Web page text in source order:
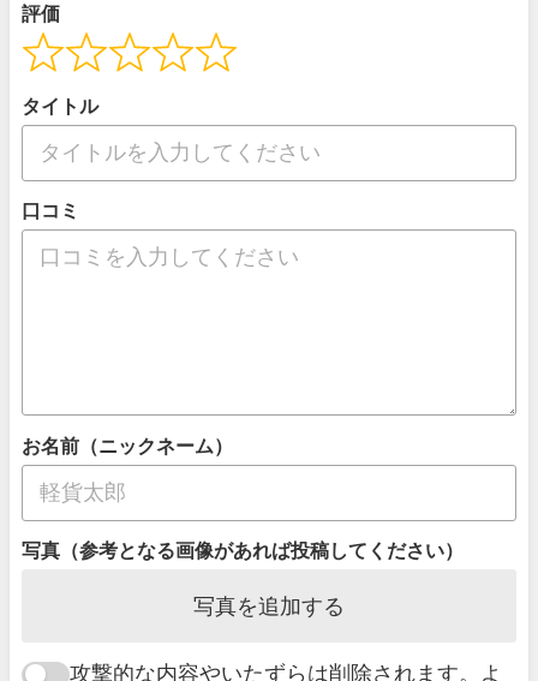
評価
タイトル
口コミ
お名前（ニックネーム）
写真（参考となる画像があれば投稿してください）
写真を追加する
攻撃的な内容やいたずらは削除されます。よ